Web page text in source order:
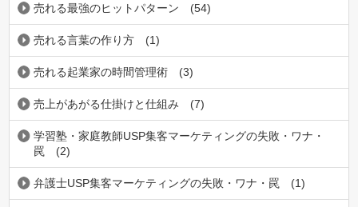
売れる最強のヒットパターン (54)
売れる言葉の作り方 (1)
売れる起業家の時間管理術 (3)
売上があがる仕掛けと仕組み (7)
学習塾・家庭教師USP集客マーケティングの失敗・ワナ・
罠
(2)
弁護士USP集客マーケティングの失敗・ワナ・罠 (1)